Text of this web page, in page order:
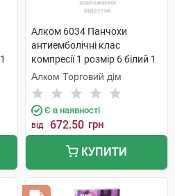
Алком 6034 Панчохи
антиемболічні клас
компресії 1 розмір 6 білий 1
пара
Алком Торговий дім
Є в наявності
від 672.50 грн
КУПИТИ